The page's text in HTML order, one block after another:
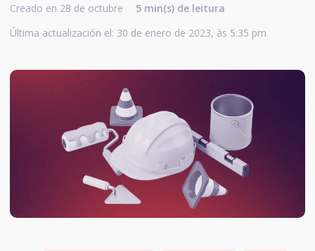
Creado en 28 de octubre 5 min(s) de leitura
Última actualización el: 30 de enero de 2023, às 5:35 pm